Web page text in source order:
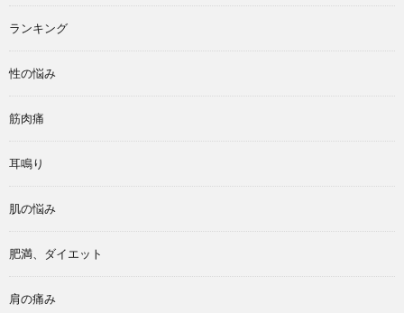
ランキング
性の悩み
筋肉痛
耳鳴り
肌の悩み
肥満、ダイエット
肩の痛み